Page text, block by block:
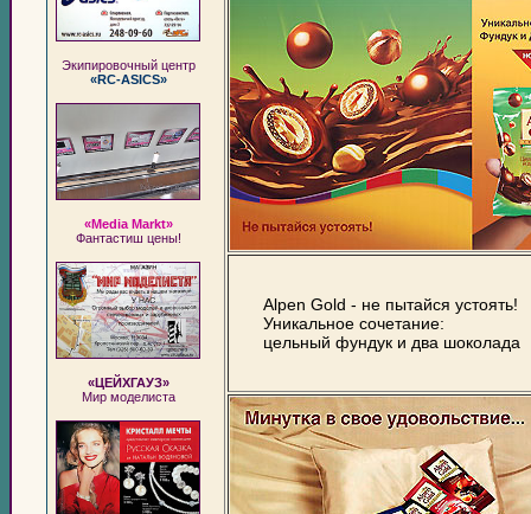
Alpen Gold - не пытайся устоять!
Уникальное сочетание:
цельный фундук и два шоколада
Экипировочный центр
«RC-ASICS»
«Media Markt»
Фантастиш цены!
«ЦЕЙХГАУЗ»
Мир моделиста